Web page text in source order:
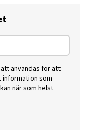
användas för att
som
när som helst